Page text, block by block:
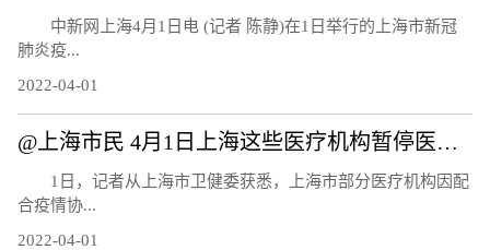
中新网上海4月1日电 (记者 陈静)在1日举行的上海市新冠
肺炎疫...
2022-04-01
@上海市民 4月1日上海这些医疗机构暂停医疗服务
1日，记者从上海市卫健委获悉，上海市部分医疗机构因配
合疫情协...
2022-04-01